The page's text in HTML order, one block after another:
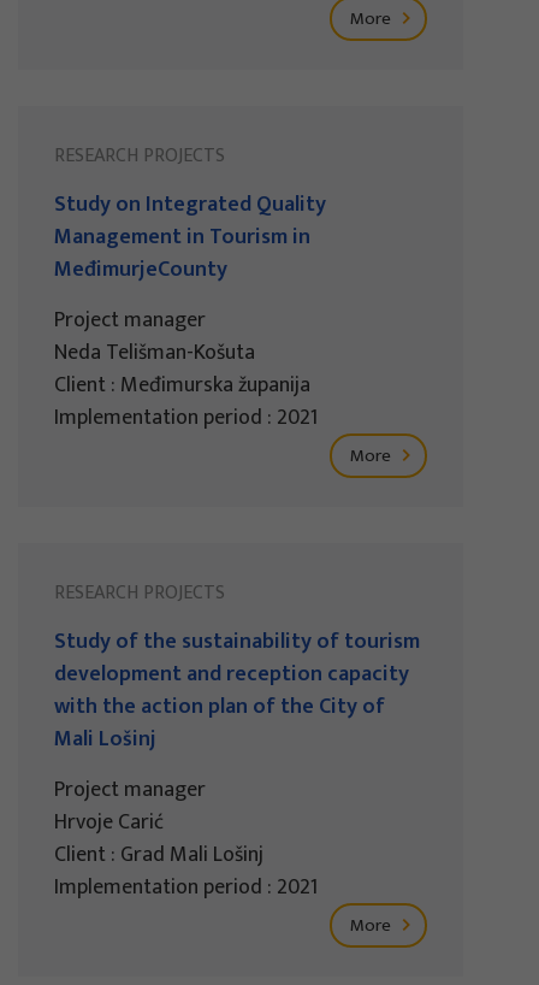
More
RESEARCH PROJECTS
Study on Integrated Quality
Management in Tourism in
MeđimurjeCounty
Project manager
Neda Telišman-Košuta
Client : Međimurska županija
Implementation period : 2021
More
RESEARCH PROJECTS
Study of the sustainability of tourism
development and reception capacity
with the action plan of the City of
Mali Lošinj
Project manager
Hrvoje Carić
Client : Grad Mali Lošinj
Implementation period : 2021
More